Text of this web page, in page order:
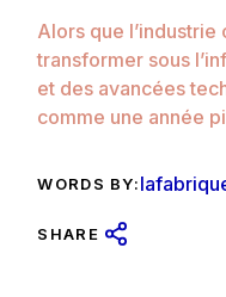
Alors que
transformer sous
et des avancées
comme une année
WORDS BY:
SHARE